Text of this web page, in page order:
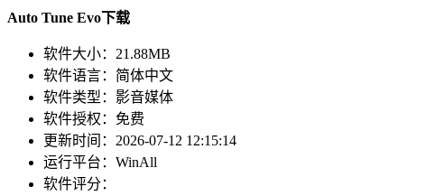
Auto Tune Evo下载
软件大小： 21.88MB
软件语言： 简体中文
软件类型： 影音媒体
软件授权： 免费
更新时间： 2026-07-12 12:15:14
运行平台： WinAll
软件评分：